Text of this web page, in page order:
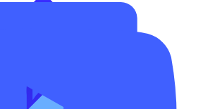
cho người khác không?